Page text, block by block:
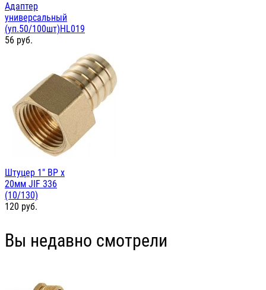
Адаптер
универсальный
(уп.50/100шт)HL019
56 руб.
Штуцер 1" ВР х
20мм JIF 336
(10/130)
120 руб.
Вы недавно смотрели